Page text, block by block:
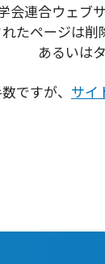
会連合ウェブ
たページは削
あるいは
ですが、 サイ